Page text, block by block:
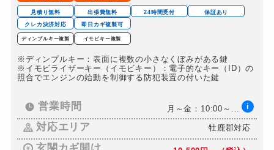
見積り無料 出張費無料 24時間受付
保証あり
クレカ決済対応
即日カギ複製可
ディンプルキー複製 イモビキー複製
※ディンプルキー：表面に複数の小さなくぼみがある鍵
※イモビライザーキー（イモビキー）：電子的なキー（ID）の
照合でエンジンの始動を制御する防犯装置の付いた鍵
営業時間 月～金：10:00～... i
対応エリア 牡鹿郡対応